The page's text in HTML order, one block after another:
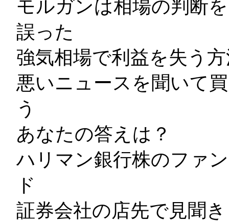
モルガンは相場の判断を
誤った
強気相場で利益を失う
悪いニュースを聞いて買
う
あなたの答えは？
ハリマン銀行株のファン
ド
証券会社の店先で見聞き